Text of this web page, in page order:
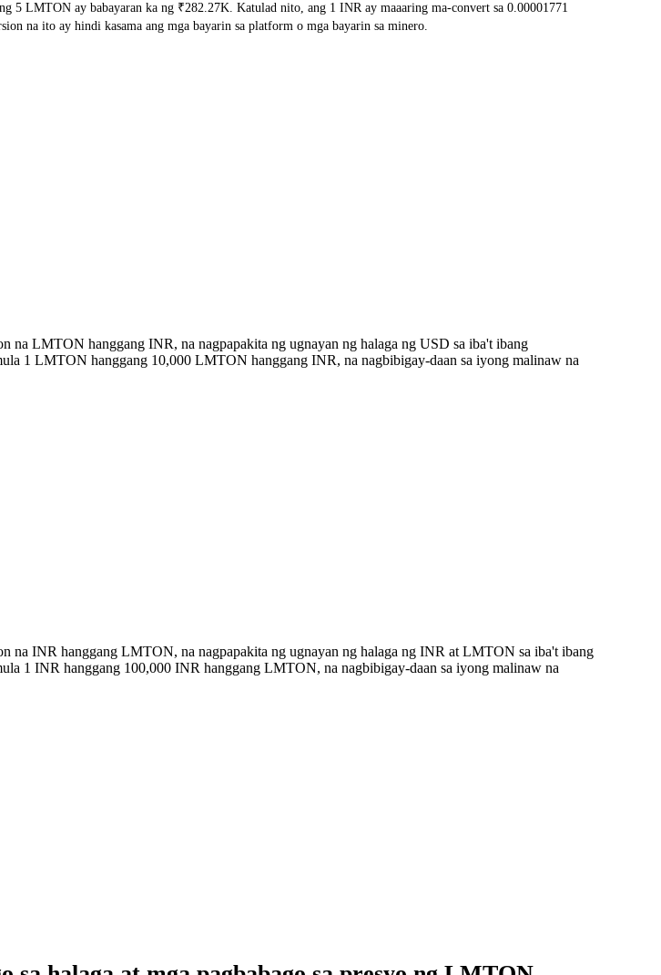
5 LMTON ay babayaran ka ng ₹282.27K. Katulad nito, ang 1 INR ay maaaring ma-convert sa 0.00001771
na ito ay hindi kasama ang mga bayarin sa platform o mga bayarin sa minero.
na LMTON hanggang INR, na nagpapakita ng ugnayan ng halaga ng USD sa iba't ibang
1 LMTON hanggang 10,000 LMTON hanggang INR, na nagbibigay-daan sa iyong malinaw na
na INR hanggang LMTON, na nagpapakita ng ugnayan ng halaga ng INR at LMTON sa iba't ibang
1 INR hanggang 100,000 INR hanggang LMTON, na nagbibigay-daan sa iyong malinaw na